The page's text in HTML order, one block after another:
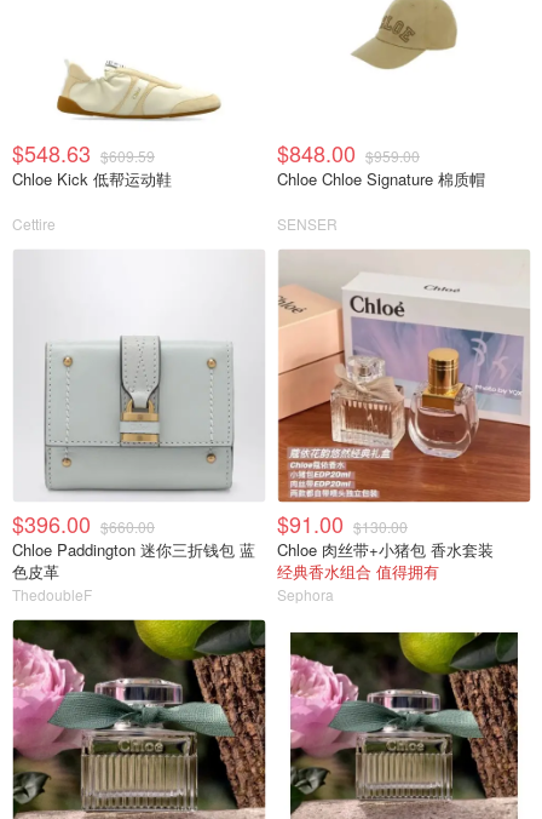
$548.63 $609.59
Chloe Kick 低帮运动鞋
Cettire
$848.00 $959.00
Chloe Chloe Signature 棉质帽
SENSER
$396.00 $660.00
Chloe Paddington 迷你三折钱包 蓝
色皮革
ThedoubleF
$91.00 $130.00
Chloe 肉丝带+小猪包 香水套装
经典香水组合 值得拥有
Sephora